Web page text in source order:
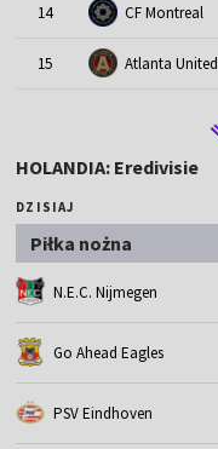
14 CF Montreal
15 Atlanta United
HOLANDIA: Eredivisie
DZISIAJ
Piłka nożna
N.E.C. Nijmegen
Go Ahead Eagles
PSV Eindhoven